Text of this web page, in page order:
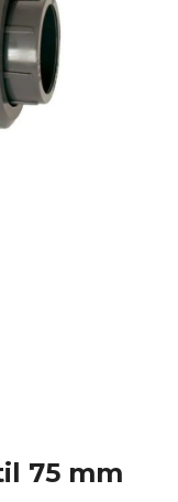
75 mm